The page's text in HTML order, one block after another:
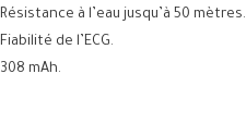
Résistance à l’eau jusqu’à 50 mètres.
Fiabilité de l’ECG.
308 mAh.